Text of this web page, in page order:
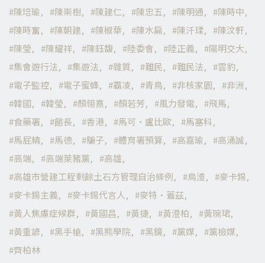
陳培瑜
陳崇樹 陳建仁 陳忠五 陳明通
陳時中
陳時奮
陳朝建 陳椒華 陳水扁 陳汘瑈
陳汶軒
陳瑩
陳耀祥 陳鈺馥 陸委會 陸正義
陽明交大
集會遊行法
集遊法 雜質 難民 難民法
雲豹
電子監控
電子蜜蜂 霸凌 青鳥 非核家園
非洲
韓國
韓瑩 顏翎熹 顏若芳 風力發電
飛馬
食藥署
館長 香港 馬可·盧比歐
馬塞科
馬屁精
馬德 騙子 體育署預算 高嘉瑜
高涌誠
高端
高端萊豬黨
高雄
高雄市營建工程剩餘土石方管理自治條例
鳥渣
麥卡錫
麥卡錫主義
麥卡錫代言人
麥特·蓋茲
黃人焦慮症候群
黃國昌 黃捷 黃澄柏
黃琬珺
黃重諺
黑手槍 黑熊學院 黑鏡 黨媒
黨檢媒
齊柏林